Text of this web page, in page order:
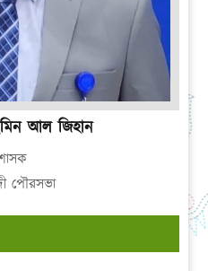
আল জিহান
পৌরসভা